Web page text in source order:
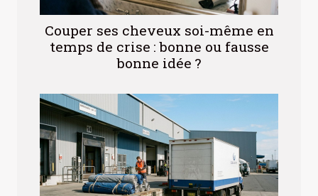
Couper ses cheveux soi-même en
temps de crise : bonne ou fausse
bonne idée ?